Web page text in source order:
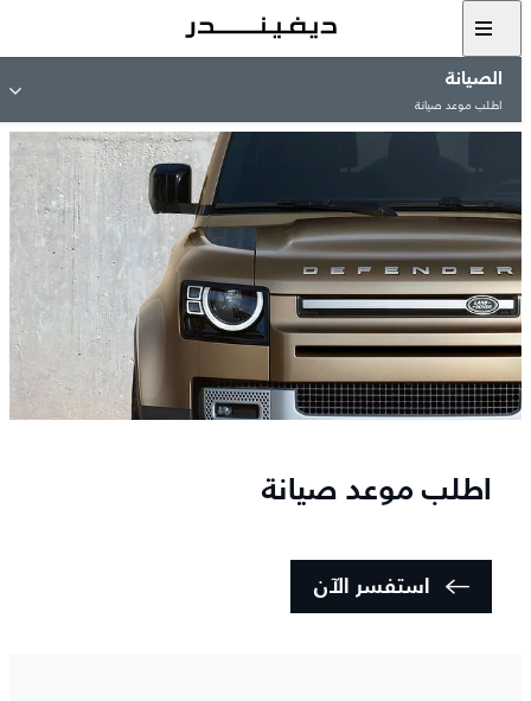
الصيانة
اطلب موعد صيانة
اطلب موعد صيانة
استفسر الآن